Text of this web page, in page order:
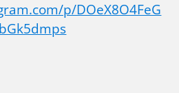
p/DOeX8O4FeG